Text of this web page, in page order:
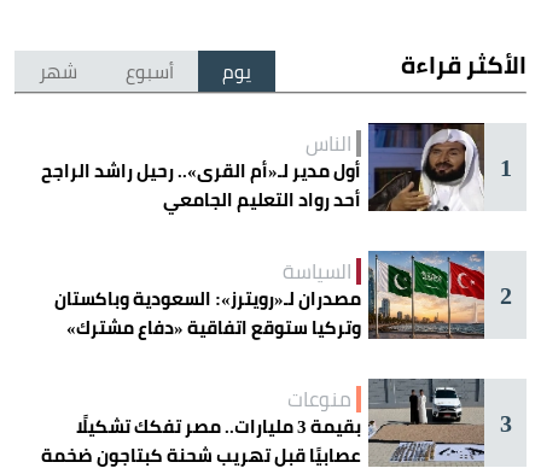
الأكثر قراءة يوم أسبوع شهر
1
الناس
أول مدير لـ«أم القرى».. رحيل راشد الراجح
أحد رواد التعليم الجامعي
2
السياسة
مصدران لـ«رويترز»: السعودية وباكستان
وتركيا ستوقع اتفاقية «دفاع مشترك»
3
منوعات
بقيمة 3 مليارات.. مصر تفكك تشكيلًا
عصابيًا قبل تهريب شحنة كبتاجون ضخمة